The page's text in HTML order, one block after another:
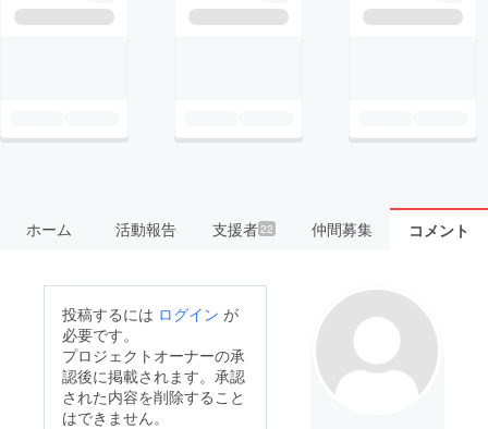
ホーム 活動報告 支援者22 仲間募集 コメント
投稿するには ログイン が
必要です。
プロジェクトオーナーの承
認後に掲載されます。承認
された内容を削除すること
はできません。